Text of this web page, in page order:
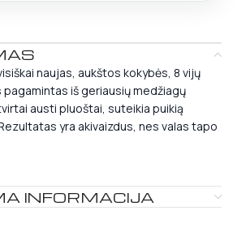
naujas, aukštos kokybės, 8 vijų
pagamintas iš geriausių medžiagų
austi pluoštai, suteikia puikią
yra akivaizdus, nes valas tapo
INFORMACIJA